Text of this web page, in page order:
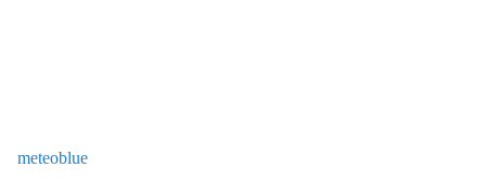
meteoblue